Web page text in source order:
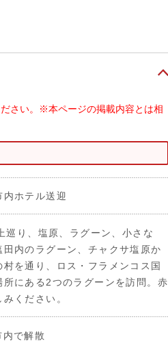
さい。※本ページの掲載内容とは相
ホテル送迎
り、塩原、ラグーン、小さな
内のラグーン、チャクサ塩原か
を通り、ロス・フラメンコス国
にある2つのラグーンを訪問。赤
ください。
で解散